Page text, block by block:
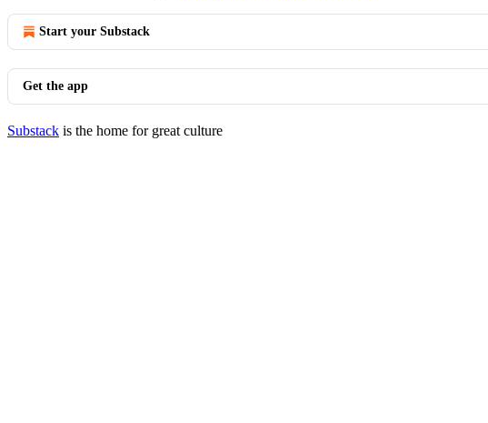
Start your Substack
Get the app
Substack is the home for great culture